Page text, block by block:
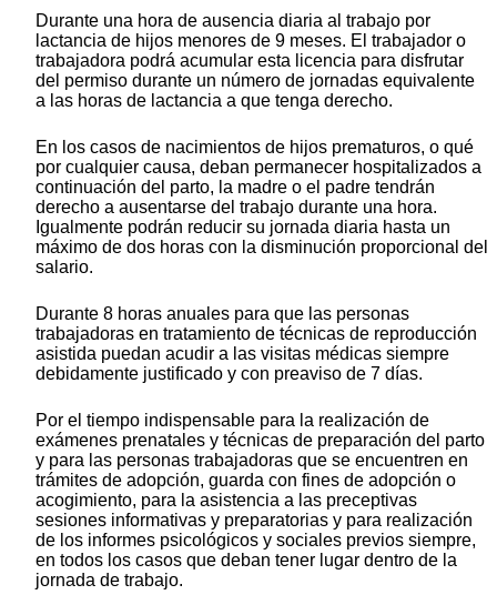
Durante una hora de ausencia diaria al trabajo por
lactancia de hijos menores de 9 meses. El trabajador o
trabajadora podrá acumular esta licencia para disfrutar
del permiso durante un número de jornadas equivalente
a las horas de lactancia a que tenga derecho.
En los casos de nacimientos de hijos prematuros, o qué
por cualquier causa, deban permanecer hospitalizados a
continuación del parto, la madre o el padre tendrán
derecho a ausentarse del trabajo durante una hora.
Igualmente podrán reducir su jornada diaria hasta un
máximo de dos horas con la disminución proporcional del
salario.
Durante 8 horas anuales para que las personas
trabajadoras en tratamiento de técnicas de reproducción
asistida puedan acudir a las visitas médicas siempre
debidamente justificado y con preaviso de 7 días.
Por el tiempo indispensable para la realización de
exámenes prenatales y técnicas de preparación del parto
y para las personas trabajadoras que se encuentren en
trámites de adopción, guarda con fines de adopción o
acogimiento, para la asistencia a las preceptivas
sesiones informativas y preparatorias y para realización
de los informes psicológicos y sociales previos siempre,
en todos los casos que deban tener lugar dentro de la
jornada de trabajo.